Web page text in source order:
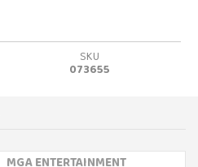
SKU
073655
MGA ENTERTAINMENT